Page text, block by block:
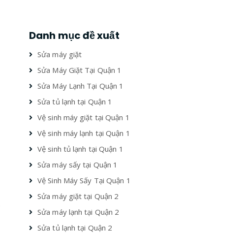
Danh mục đề xuất
Sửa máy giặt
Sửa Máy Giặt Tại Quận 1
Sửa Máy Lạnh Tại Quận 1
Sửa tủ lạnh tại Quận 1
Vệ sinh máy giặt tại Quận 1
Vệ sinh máy lạnh tại Quận 1
Vệ sinh tủ lạnh tại Quận 1
Sửa máy sấy tại Quận 1
Vệ Sinh Máy Sấy Tại Quận 1
Sửa máy giặt tại Quận 2
Sửa máy lạnh tại Quận 2
Sửa tủ lạnh tại Quận 2